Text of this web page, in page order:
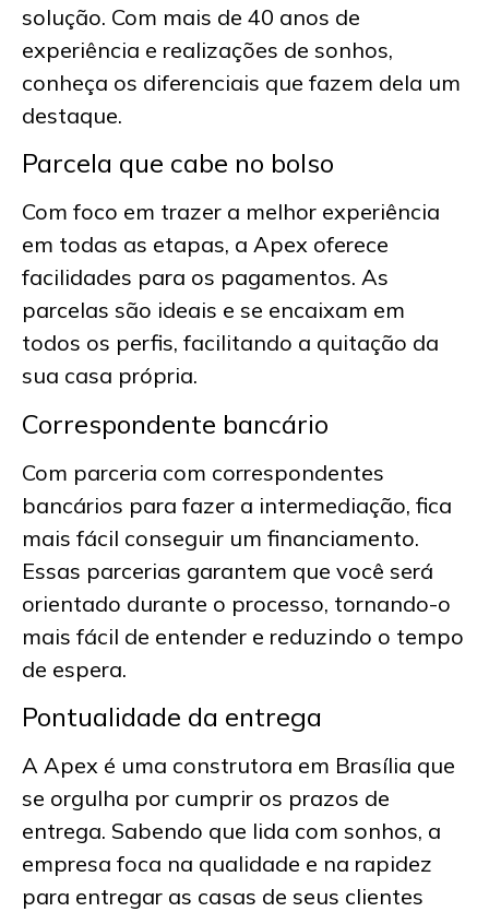
solução. Com mais de 40 anos de
experiência e realizações de sonhos,
conheça os diferenciais que fazem dela um
destaque.
Parcela que cabe no bolso
Com foco em trazer a melhor experiência
em todas as etapas, a Apex oferece
facilidades para os pagamentos. As
parcelas são ideais e se encaixam em
todos os perfis, facilitando a quitação da
sua casa própria.
Correspondente bancário
Com parceria com correspondentes
bancários para fazer a intermediação, fica
mais fácil conseguir um financiamento.
Essas parcerias garantem que você será
orientado durante o processo, tornando-o
mais fácil de entender e reduzindo o tempo
de espera.
Pontualidade da entrega
A Apex é uma construtora em Brasília que
se orgulha por cumprir os prazos de
entrega. Sabendo que lida com sonhos, a
empresa foca na qualidade e na rapidez
para entregar as casas de seus clientes